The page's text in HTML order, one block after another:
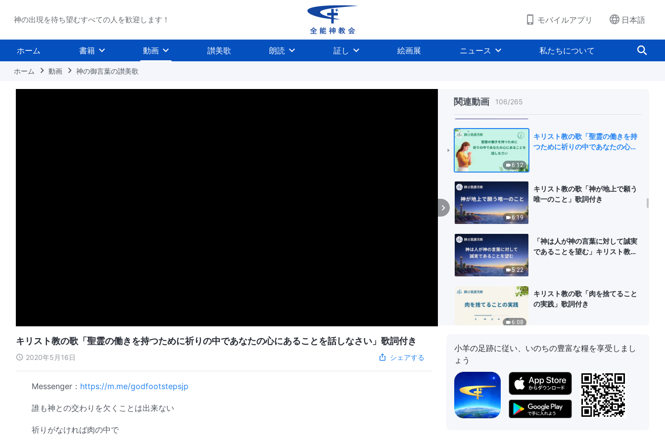
神の出現を待ち望むすべての人を歓迎します！ モバイルアプリ 日本語
ホーム 書籍 動画 讃美歌 朗読 証し 絵画展 ニュース 私たちについて
ホーム 動画 神の御言葉の讃美歌
関連動画 106/265
5:26
のものを得た」キリスト教の歌 歌
詞付き
6:12
キリスト教の歌「聖霊の働きを持
つために祈りの中であなたの心に
6:19
キリスト教の歌「神が地上で願う
唯一のこと」歌詞付き
5:22
「神は人が神の言葉に対して誠実
であることを望む」キリスト教の
6:08
キリスト教の歌「肉を捨てること
の実践」歌詞付き
5:33
キリスト教音楽「聖霊の働きの原
キリスト教の歌「人間に対する神
の姿勢」歌詞付き
キリスト教の歌「聖霊の働きを持つために祈りの中であなたの心にあることを話しなさい」歌詞付き
2020年5月16日 シェアする
Messenger： https://m.me/godfootstepsjp
誰も神との交わりを欠くことは出来ない
祈りがなければ肉の中で
小羊の足跡に従い、いのちの豊富な糧を享受しまし
ょう